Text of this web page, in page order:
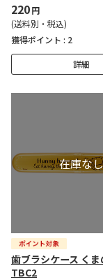
220円
(送料別・税込)
獲得ポイント : 2
詳細
歯ブラシケース く
TBC2